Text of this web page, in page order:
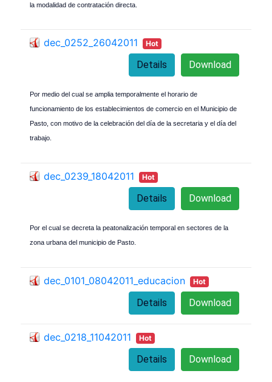
la modalidad de contratación directa.
dec_0252_26042011 Hot
Download
Details
Por medio del cual se amplia temporalmente el horario de
funcionamiento de los establecimientos de comercio en el Municipio de
Pasto, con motivo de la celebración del día de la secretaria y el día del
trabajo.
dec_0239_18042011 Hot
Download
Details
Por el cual se decreta la peatonalización temporal en sectores de la
zona urbana del municipio de Pasto.
dec_0101_08042011_educacion Hot
Download
Details
dec_0218_11042011 Hot
Download
Details